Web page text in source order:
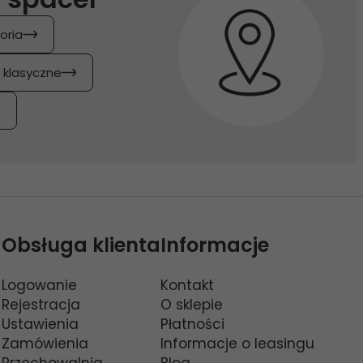
Obsługa klienta
Logowanie
Rejestracja
Ustawienia
Zamówienia
Informacje
Kontakt
O sklepie
Płatności
Informacje o leasingu